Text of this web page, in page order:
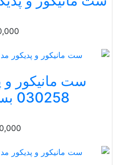
ست مانیکور و
030258 بسته 9 عددی